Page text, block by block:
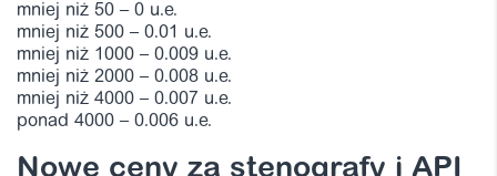
mniej niż 50 – 0 u.e.
mniej niż 500 – 0.01 u.e.
mniej niż 1000 – 0.009 u.e.
mniej niż 2000 – 0.008 u.e.
mniej niż 4000 – 0.007 u.e.
ponad 4000 – 0.006 u.e.
Nowe ceny za stenografy i API